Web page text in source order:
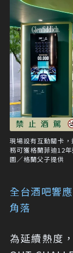
現場設有互動關卡
務可獲格蘭菲迪12
圖／格蘭父子提供
全台酒吧響
角落
為延續熱度